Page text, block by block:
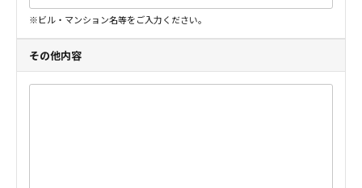
※ビル・マンション名等をご入力ください。
その他内容